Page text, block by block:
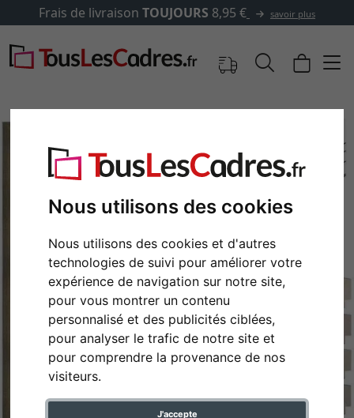
Nous utilisons des cookies
Nous utilisons des cookies et d'autres
technologies de suivi pour améliorer votre
expérience de navigation sur notre site,
pour vous montrer un contenu
personnalisé et des publicités ciblées,
pour analyser le trafic de notre site et
pour comprendre la provenance de nos
visiteurs.
J'accepte
de livraisonTOUJOURS8,95 € savoir plus
Retour